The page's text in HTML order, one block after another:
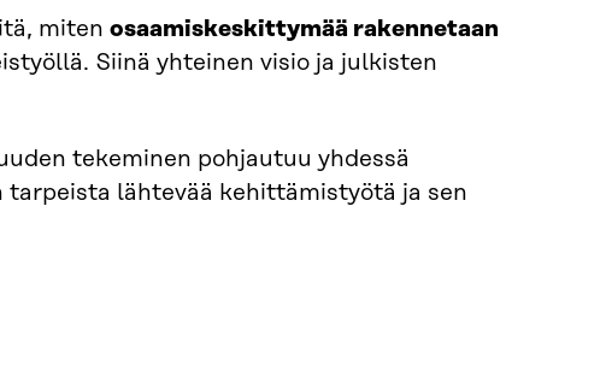
miten osaamiskeskittymää rakennetaan
Siinä yhteinen visio ja julkisten
tekeminen pohjautuu yhdessä
lähtevää kehittämistyötä ja sen